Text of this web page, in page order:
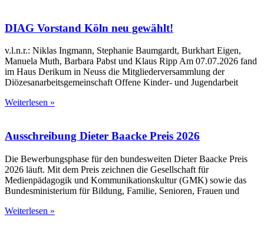
DIAG Vorstand Köln neu gewählt!
v.l.n.r.: Niklas Ingmann, Stephanie Baumgardt, Burkhart Eigen,
Manuela Muth, Barbara Pabst und Klaus Ripp Am 07.07.2026 fand
im Haus Derikum in Neuss die Mitgliederversammlung der
Diözesanarbeitsgemeinschaft Offene Kinder- und Jugendarbeit
Weiterlesen »
Ausschreibung Dieter Baacke Preis 2026
Die Bewerbungsphase für den bundesweiten Dieter Baacke Preis
2026 läuft. Mit dem Preis zeichnen die Gesellschaft für
Medienpädagogik und Kommunikationskultur (GMK) sowie das
Bundesministerium für Bildung, Familie, Senioren, Frauen und
Weiterlesen »